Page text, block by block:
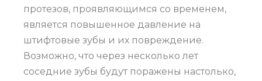
протезов, проявляющимся со временем,
является повышенное давление на
штифтовые зубы и их повреждение.
Возможно, что через несколько лет
соседние зубы будут поражены настолько,